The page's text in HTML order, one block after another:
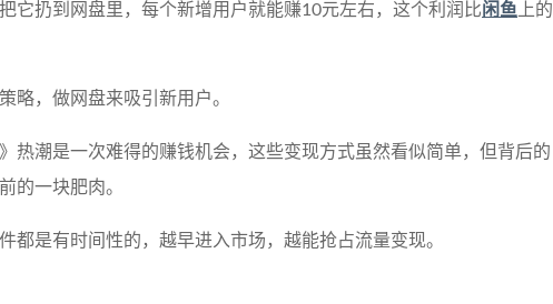
它扔到网盘里，每个新增用户就能赚10元左右，这个利润比闲鱼 上的
略，做网盘来吸引新用户。
热潮是一次难得的赚钱机会，这些变现方式虽然看似简单，但背后的
的一块肥肉。
都是有时间性的，越早进入市场，越能抢占流量变现。